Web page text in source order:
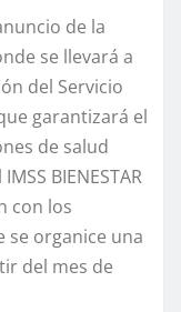
de la
se llevará a
del Servicio
garantizará el
de salud
BIENESTAR
con los
se organice una
del mes de